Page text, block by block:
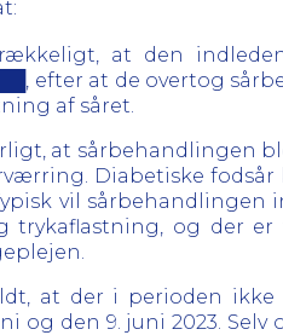
at den
efter at de overtog
af såret.
at sårbehandlingen
Diabetiske
vil sårbehandlingen
trykaflastning, og der
at der i perioden
og den 9. juni 2023.